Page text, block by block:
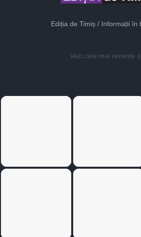
Ediția de Timiș / Informații în
Vezi cele mai recente